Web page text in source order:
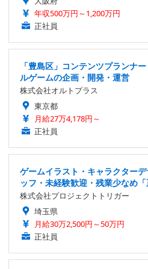
年収500万円～1,200万円
正社員
「豊島区」コンテンツプランナ
ルゲームの企画・開発・運営
株式会社オルトプラス
東京都
月給27万4,178円～
正社員
ゲームイラスト・キャラクター
ッフ・未経験歓迎・残業少なめ
株式会社プロジェクトトリガー
埼玉県
月給30万2,500円～50万円
正社員